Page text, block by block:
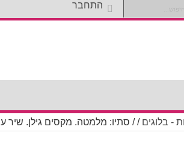
התחבר
- בלוגים /
/ סתיו: מלמטה. מקסים גילן. שיר